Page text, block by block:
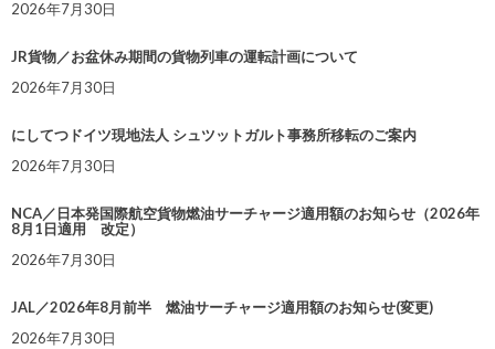
2026年7月30日
JR貨物／お盆休み期間の貨物列車の運転計画について
2026年7月30日
にしてつドイツ現地法人 シュツットガルト事務所移転のご案内
2026年7月30日
NCA／日本発国際航空貨物燃油サーチャージ適用額のお知らせ（2026年
8月1日適用 改定）
2026年7月30日
JAL／2026年8月前半 燃油サーチャージ適用額のお知らせ(変更)
2026年7月30日